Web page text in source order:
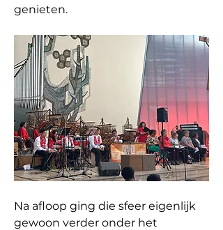
genieten.
Na afloop ging die sfeer eigenlijk
gewoon verder onder het